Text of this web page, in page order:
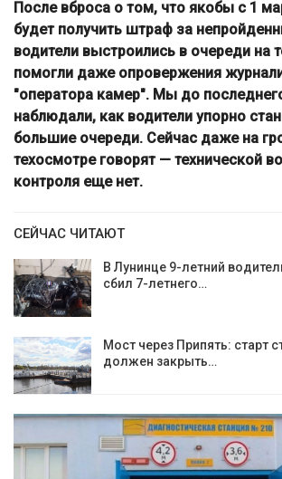
После вброса о том, что якобы с 1
будет получить штраф за
водители выстроились в очереди на
помогли даже опровержения
"оператора камер". Мы до
наблюдали, как водители упорно
большие очереди. Сейчас даже на
техосмотре говорят — технической
контроля еще нет.
СЕЙЧАС ЧИТАЮТ
В Лунинце 9-летний
сбил 7-летнего…
Мост через Припять: старт
должен закрыть…